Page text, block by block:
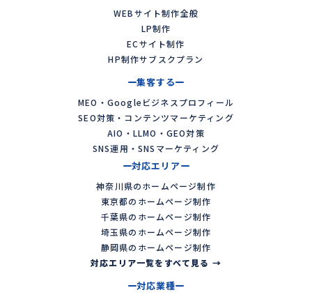
WEBサイト制作全般
LP制作
ECサイト制作
HP制作サブスクプラン
集客する
MEO・Googleビジネスプロフィール
SEO対策・コンテンツマーケティング
AIO・LLMO・GEO対策
SNS運用・SNSマーケティング
対応エリア
神奈川県のホームページ制作
東京都のホームページ制作
千葉県のホームページ制作
埼玉県のホームページ制作
静岡県のホームページ制作
対応エリア一覧をすべて見る →
対応業種